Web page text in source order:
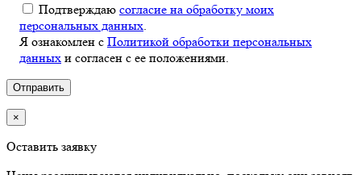
Подтверждаю согласие на обработку моих
персональных данных
Я ознакомлен с Политикой обработки персональных
данных и согласен с ее положениями.
×
Оставить заявку